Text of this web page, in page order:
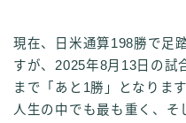
現在、日米通算198勝で足
すが、2025年8月13日の試
まで「あと1勝」となりま
人生の中でも最も重く、